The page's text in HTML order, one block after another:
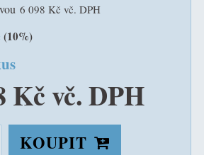
6 098 Kč vč. DPH
(10%)
Kč vč. DPH
KOUPIT